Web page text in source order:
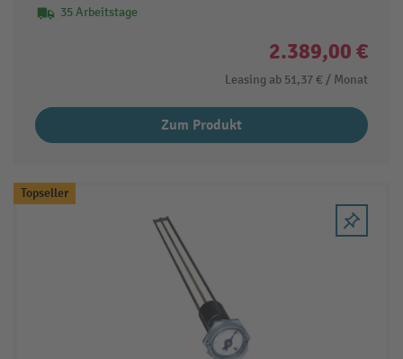
35 Arbeitstage
2.389,00 €
Leasing ab 51,37 € / Monat
Zum Produkt
Topseller